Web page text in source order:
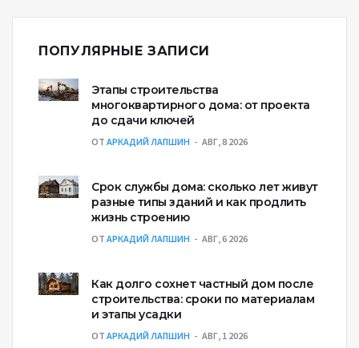
ПОПУЛЯРНЫЕ ЗАПИСИ
Этапы строительства
многоквартирного дома: от проекта
до сдачи ключей
ОТ АРКАДИЙ ЛАПШИН АВГ, 8 2026
Срок службы дома: сколько лет живут
разные типы зданий и как продлить
жизнь строению
ОТ АРКАДИЙ ЛАПШИН АВГ, 6 2026
Как долго сохнет частный дом после
строительства: сроки по материалам
и этапы усадки
ОТ АРКАДИЙ ЛАПШИН АВГ, 1 2026